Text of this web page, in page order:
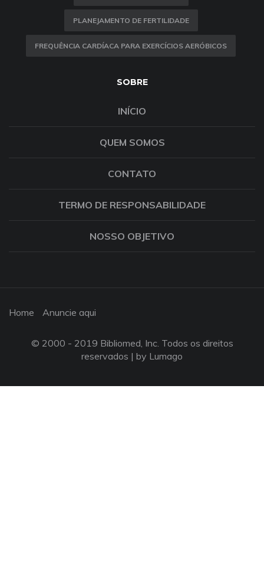
PLANEJAMENTO DE FERTILIDADE
FREQUÊNCIA CARDÍACA PARA EXERCÍCIOS AERÓBICOS
SOBRE
INÍCIO
QUEM SOMOS
CONTATO
TERMO DE RESPONSABILIDADE
NOSSO OBJETIVO
Home Anuncie aqui
© 2000 - 2019 Bibliomed, Inc. Todos os direitos
reservados | by Lumago